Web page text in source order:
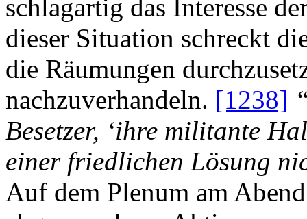
schlagartig das Interesse
dieser Situation schreckt
die Räumungen
nachzuverhandeln. [1238]
Besetzer, ‘ihre militante
einer friedlichen Lösung
Auf dem Plenum am